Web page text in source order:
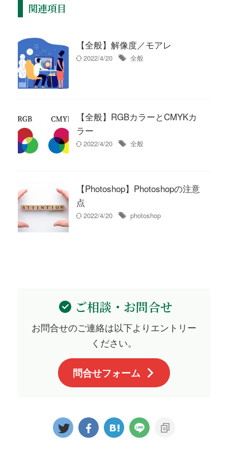
関連項目
【全般】解像度／モアレ
2022/4/20 全般
【全般】RGBカラーとCMYKカ
ラー
2022/4/20 全般
【Photoshop】Photoshopの注意
点
2022/4/20 photoshop
ご相談・お問合せ
お問合せのご連絡は以下よりエントリー
ください。
問合せフォーム